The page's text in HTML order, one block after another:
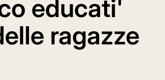
educati'
ragazze